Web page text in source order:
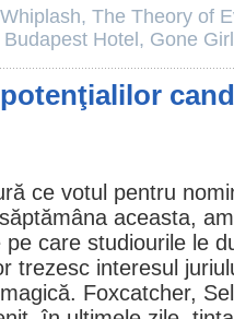
Whiplash, The Theory of
Hotel , Gone Girl
ce votul pentru
aceasta,
pe care studiourile le
trezesc interesul
Foxcatcher,